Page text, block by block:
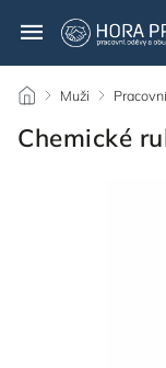
/ Muži /
Chemické